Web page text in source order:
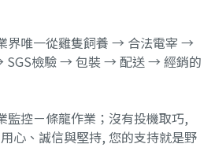
界唯一從雞隻飼養 → 合法電宰 →
SGS檢驗 → 包裝 → 配送 → 經銷的
監控ㄧ條龍作業；沒有投機取巧,
心、誠信與堅持, 您的支持就是野